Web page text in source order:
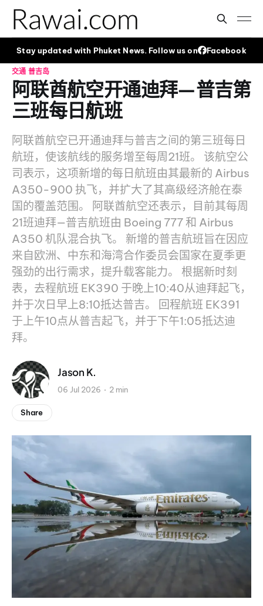
Stay updated with Phuket News. Follow us on Facebook
交通 普吉岛
阿联酋航空开通迪拜—普吉第
三班每日航班
阿联酋航空已开通迪拜与普吉之间的第三班每日
航班，使该航线的服务增至每周21班。 该航空公
司表示，这项新增的每日航班由其最新的 Airbus
A350-900 执飞，并扩大了其高级经济舱在泰
国的覆盖范围。 阿联酋航空还表示，目前其每周
21班迪拜—普吉航班由 Boeing 777 和 Airbus
A350 机队混合执飞。 新增的普吉航班旨在因应
来自欧洲、中东和海湾合作委员会国家在夏季更
强劲的出行需求，提升载客能力。 根据新时刻
表，去程航班 EK390 于晚上10:40从迪拜起飞，
并于次日早上8:10抵达普吉。 回程航班 EK391
于上午10点从普吉起飞，并于下午1:05抵达迪
拜。
Jason K.
06 Jul 2026 2 min
Share